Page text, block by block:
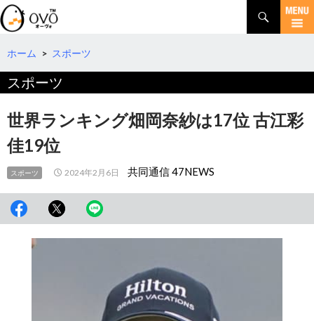
検
索
コ
テ
へ
ホーム > スポーツ
スポーツ
世界ランキング畑岡奈紗は17位 古江彩
佳19位
スポーツ 2024年2月6日 共同通信 47NEWS